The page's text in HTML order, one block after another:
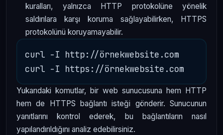
kuralları, yalnızca HTTP protokolüne yönelik
saldırılara karşı koruma sağlayabilirken, HTTPS
protokolünü koruyamayabilir.
curl -I http://örnekwebsite.com
Yukarıdaki komutlar, bir web sunucusuna hem HTTP
hem de HTTPS bağlantı isteği gönderir. Sunucunun
yanıtlarını kontrol ederek, bu bağlantıların nasıl
yapılandırıldığını analiz edebilirsiniz.